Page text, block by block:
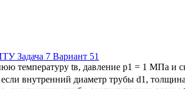
Задача 7 Вариант 51
температуру tв, давление р1 = 1 МПа и
внутренний диаметр трубы d1,